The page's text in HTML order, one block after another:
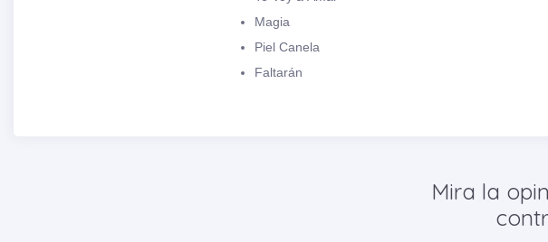
Magia
Piel Canela
Faltarán
Mira la